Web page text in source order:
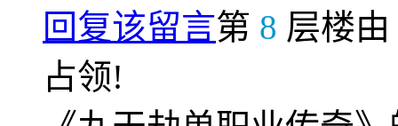
回复该留言第 8 层楼由
占领!